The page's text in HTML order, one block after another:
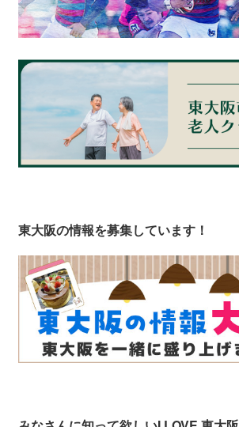
東大阪の情報を募集しています！